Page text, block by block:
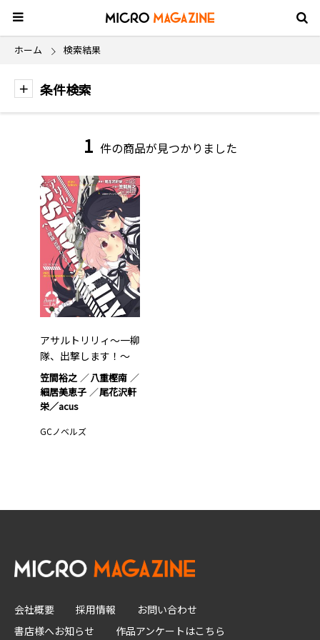
ホーム 検索結果
条件検索
1 件の商品が見つかりました
アサルトリリィ～一柳
隊、出撃します！～
笠間裕之
八重樫南
細居美恵子
尾花沢軒
栄／acus
GCノベルズ
会社概要 採用情報
お問い合わせ
書店様へお知らせ
作品アンケートはこちら